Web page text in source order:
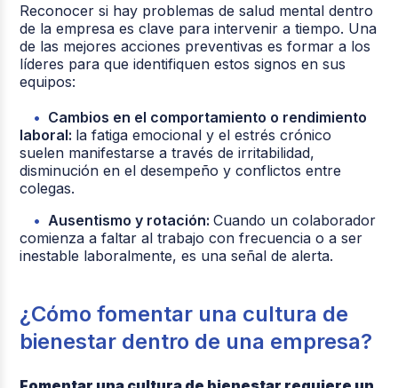
Reconocer si hay problemas de salud mental dentro
de la empresa es clave para intervenir a tiempo. Una
de las mejores acciones preventivas es formar a los
líderes para que identifiquen estos signos en sus
equipos:
Cambios en el comportamiento o rendimiento
laboral: la fatiga emocional y el estrés crónico
suelen manifestarse a través de irritabilidad,
disminución en el desempeño y conflictos entre
colegas.
Ausentismo y rotación:Cuando un colaborador
comienza a faltar al trabajo con frecuencia o a ser
inestable laboralmente, es una señal de alerta.
¿Cómo fomentar una cultura de
bienestar dentro de una empresa?